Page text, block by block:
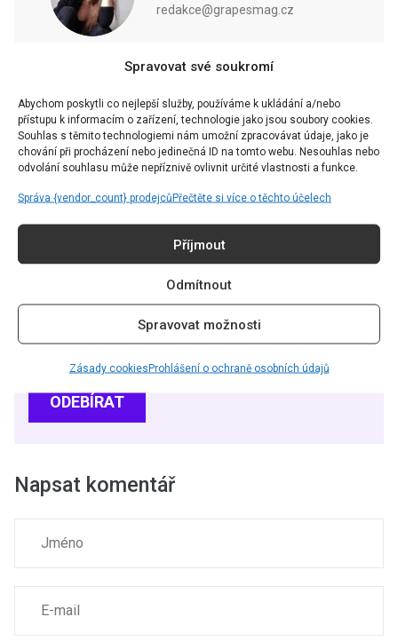
Spravovat své soukromí
Abychom poskytli co nejlepší služby, používáme k ukládání a/nebo
přístupu k informacím o zařízení, technologie jako jsou soubory cookies.
Souhlas s těmito technologiemi nám umožní zpracovávat údaje, jako je
chování při procházení nebo jedinečná ID na tomto webu. Nesouhlas nebo
odvolání souhlasu může nepříznivě ovlivnit určité vlastnosti a funkce.
Správa {vendor_count} prodejcůPřečtěte si více o těchto účelech
Příjmout
Odmítnout
Spravovat možnosti
Zásady cookiesProhlášení o ochraně osobních údajů
redakce@grapesmag.cz
CHCETE ČÍST TEN
NEJZAJÍMAVĚJŠÍ OBSAH?
Přihlaste se k odběru našeho newsletteru a už vám nic
neunikne.
Souhlasím seZásadami ochrany soukromí
ODEBÍRAT
Napsat komentář